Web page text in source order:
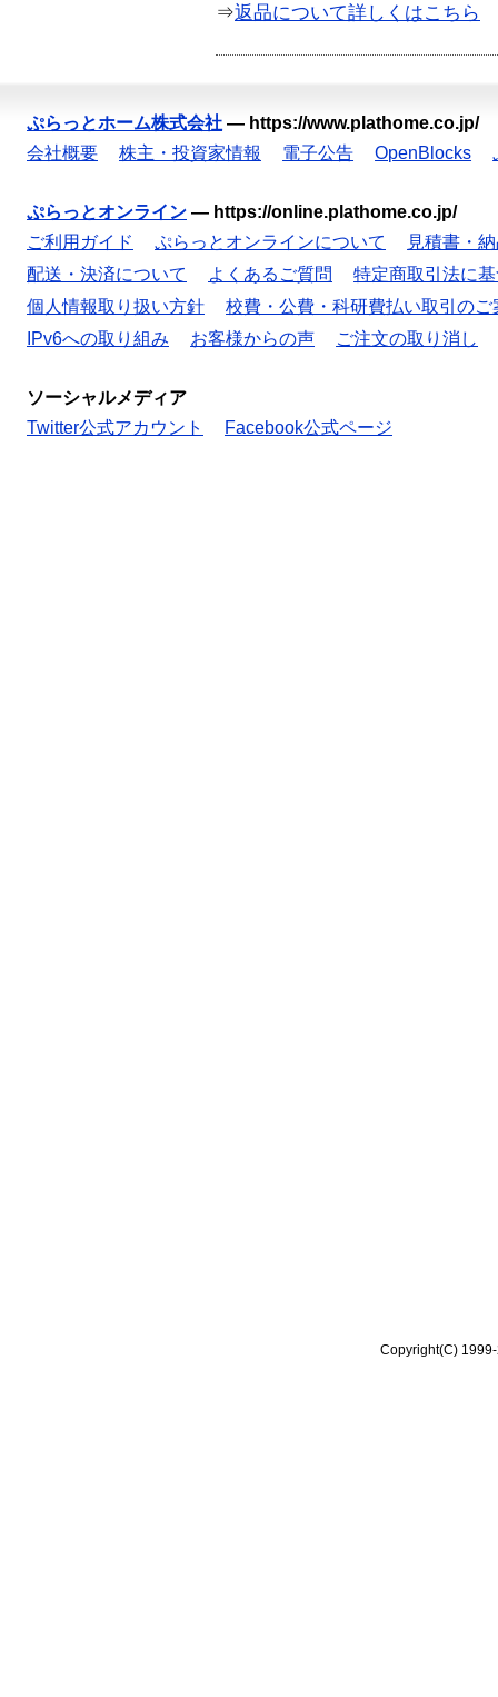
⇒返品について詳しくはこちら
ぷらっとホーム株式会社 — https://www.plathome.co.jp/
会社概要
株主・投資家情報 電子公告 OpenBlocks
ぷらっとオンライン — https://online.plathome.co.jp/
ご利用ガイド
ぷらっとオンラインについて
見積書・
配送・決済について
よくあるご質問
特定商取引法に
個人情報取り扱い方針
校費・公費・科研費払い取引のご
IPv6への取り組み
お客様からの声 ご注文の取り消し
ソーシャルメディア
Twitter公式アカウント
Facebook公式ページ
Copyright(C)